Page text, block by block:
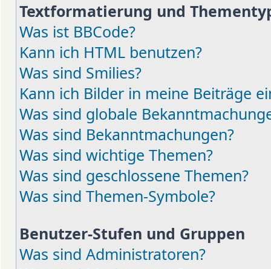
Textformatierung und
Was ist BBCode?
Kann ich HTML benutzen?
Was sind Smilies?
Kann ich Bilder in meine Beiträge
Was sind globale
Was sind Bekanntmachungen?
Was sind wichtige Themen?
Was sind geschlossene Themen?
Was sind Themen-Symbole?
Benutzer-Stufen und Gruppen
Was sind Administratoren?